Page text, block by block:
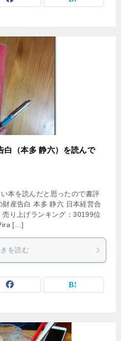
白（本多 静六）を読んで
本を読んだと思ったので書評
産告白 本多 静六 日本経営合
り上げランキング：30199位
[…]
を読む